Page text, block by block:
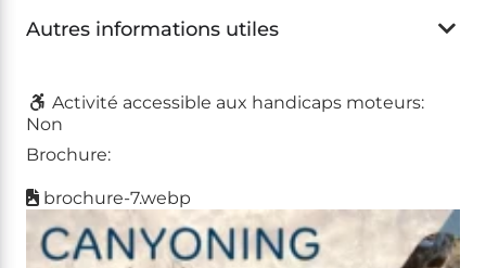
Autres informations utiles
Activité accessible aux handicaps moteurs:
Non
Brochure:
brochure-7.webp